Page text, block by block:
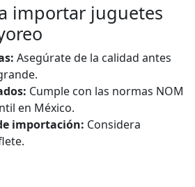
importar juguetes
Asegúrate de la calidad antes
Cumple con las normas NOM
en México.
importación: Considera